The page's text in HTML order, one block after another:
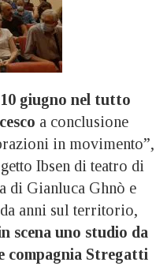
giugno nel tutto
a conclusione
in movimento”,
Ibsen di teatro di
di Gianluca Ghnò e
anni sul territorio,
scena uno studio da
compagnia Stregatti